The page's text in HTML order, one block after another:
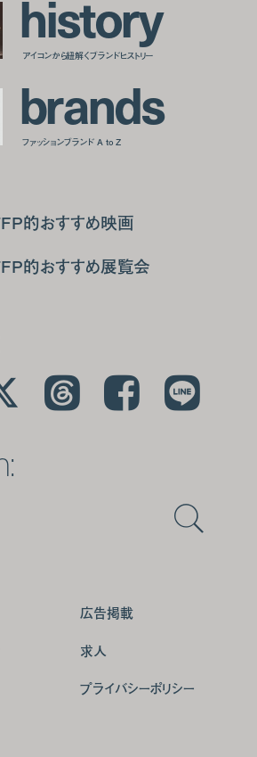
history
アイコンから紐解くブランドヒストリー
brands
ファッションブランド A to Z
的おすすめ映画
的おすすめ展覧会
Threads Facebook LINE
広告掲載
求人
プライバシーポリシー